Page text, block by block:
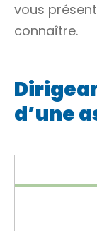
vous
connaître.
d’une